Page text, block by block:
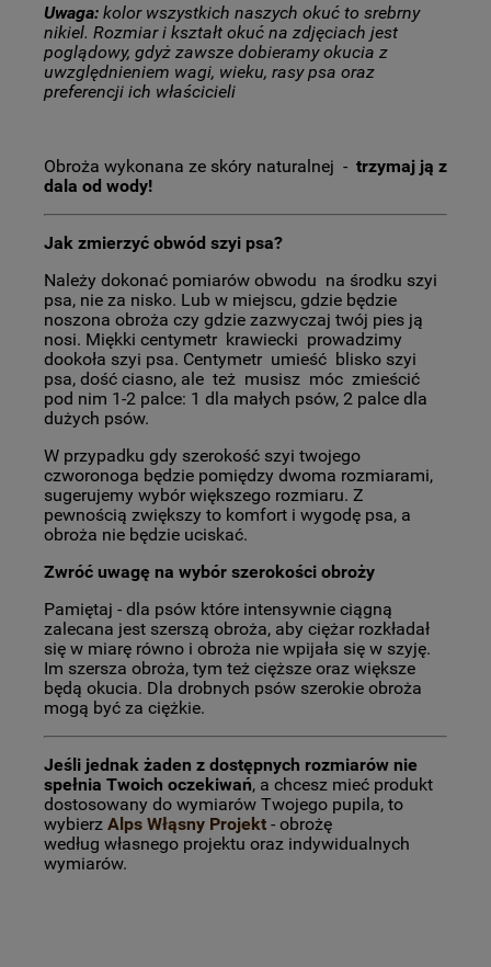
Uwaga: kolor wszystkich naszych okuć to srebrny
nikiel. Rozmiar i kształt okuć na zdjęciach jest
poglądowy, gdyż zawsze dobieramy okucia z
uwzględnieniem wagi, wieku, rasy psa oraz
preferencji ich właścicieli
Obroża wykonana ze skóry naturalnej - trzymaj ją z
dala od wody!
Jak zmierzyć obwód szyi psa?
Należy dokonać pomiarów obwodu na środku szyi
psa, nie za nisko. Lub w miejscu, gdzie będzie
noszona obroża czy gdzie zazwyczaj twój pies ją
nosi. Miękki centymetr krawiecki prowadzimy
dookoła szyi psa. Centymetr umieść blisko szyi
psa, dość ciasno, ale też musisz móc zmieścić
pod nim 1-2 palce: 1 dla małych psów, 2 palce dla
dużych psów.
W przypadku gdy szerokość szyi twojego
czworonoga będzie pomiędzy dwoma rozmiarami,
sugerujemy wybór większego rozmiaru. Z
pewnością zwiększy to komfort i wygodę psa, a
obroża nie będzie uciskać.
Zwróć uwagę na wybór szerokości obroży
Pamiętaj - dla psów które intensywnie ciągną
zalecana jest szerszą obroża, aby ciężar rozkładał
się w miarę równo i obroża nie wpijała się w szyję.
Im szersza obroża, tym też cięższe oraz większe
będą okucia. Dla drobnych psów szerokie obroża
mogą być za ciężkie.
Jeśli jednak żaden z dostępnych rozmiarów nie
spełnia Twoich oczekiwań, a chcesz mieć produkt
dostosowany do wymiarów Twojego pupila, to
wybierz Alps Włąsny Projekt - obrożę
według własnego projektu oraz indywidualnych
wymiarów.